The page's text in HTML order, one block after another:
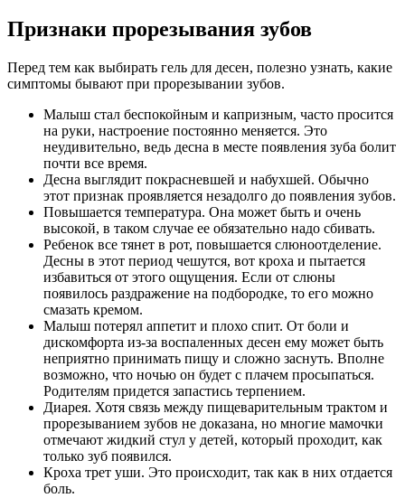
Признаки прорезывания зубов
Перед тем как выбирать гель для десен, полезно узнать, какие
симптомы бывают при прорезывании зубов.
Малыш стал беспокойным и капризным, часто просится
на руки, настроение постоянно меняется. Это
неудивительно, ведь десна в месте появления зуба болит
почти все время.
Десна выглядит покрасневшей и набухшей. Обычно
этот признак проявляется незадолго до появления зубов.
Повышается температура. Она может быть и очень
высокой, в таком случае ее обязательно надо сбивать.
Ребенок все тянет в рот, повышается слюноотделение.
Десны в этот период чешутся, вот кроха и пытается
избавиться от этого ощущения. Если от слюны
появилось раздражение на подбородке, то его можно
смазать кремом.
Малыш потерял аппетит и плохо спит. От боли и
дискомфорта из-за воспаленных десен ему может быть
неприятно принимать пищу и сложно заснуть. Вполне
возможно, что ночью он будет с плачем просыпаться.
Родителям придется запастись терпением.
Диарея. Хотя связь между пищеварительным трактом и
прорезыванием зубов не доказана, но многие мамочки
отмечают жидкий стул у детей, который проходит, как
только зуб появился.
Кроха трет уши. Это происходит, так как в них отдается
боль.